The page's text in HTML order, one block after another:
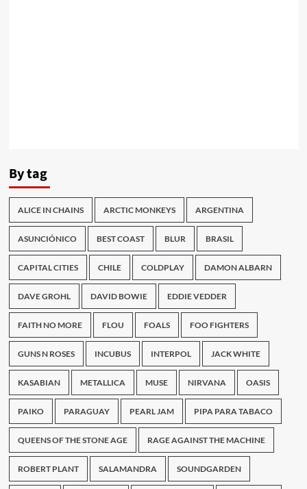
By tag
ALICE IN CHAINS ARCTIC MONKEYS ARGENTINA
ASUNCIÓNICO BEST COAST BLUR BRASIL
CAPITAL CITIES CHILE COLDPLAY DAMON ALBARN
DAVE GROHL DAVID BOWIE EDDIE VEDDER
FAITH NO MORE FLOU FOALS FOO FIGHTERS
GUNS N ROSES INCUBUS INTERPOL JACK WHITE
KASABIAN METALLICA MUSE NIRVANA OASIS
PAIKO PARAGUAY PEARL JAM PIPA PARA TABACO
QUEENS OF THE STONE AGE RAGE AGAINST THE MACHINE
ROBERT PLANT SALAMANDRA SOUNDGARDEN